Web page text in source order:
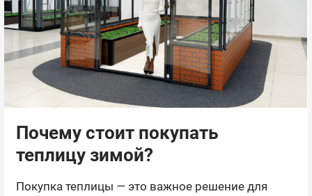
Почему стоит покупать
теплицу зимой?
Покупка теплицы — это важное решение для